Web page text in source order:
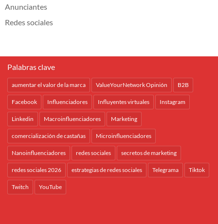
Anunciantes
Redes sociales
Palabras clave
aumentar el valor de la marca ValueYourNetwork Opinión B2B
Facebook Influenciadores Influyentes virtuales Instagram
Linkedin Macroinfluenciadores Marketing
comercialización de castañas Microinfluenciadores
Nanoinfluenciadores redes sociales secretos de marketing
redes sociales 2026 estrategias de redes sociales Telegrama Tiktok
Twitch YouTube